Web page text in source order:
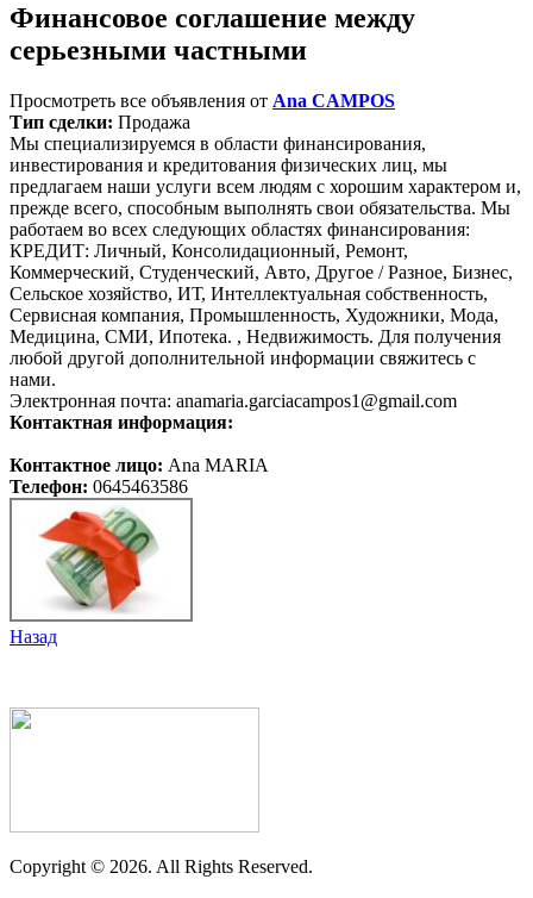
Финансовое соглашение между
серьезными частными
Просмотреть все объявления от Ana CAMPOS
Тип сделки: Продажа
Мы специализируемся в области финансирования,
инвестирования и кредитования физических лиц, мы
предлагаем наши услуги всем людям с хорошим характером и,
прежде всего, способным выполнять свои обязательства. Мы
работаем во всех следующих областях финансирования:
КРЕДИТ: Личный, Консолидационный, Ремонт,
Коммерческий, Студенческий, Авто, Другое / Разное, Бизнес,
Сельское хозяйство, ИТ, Интеллектуальная собственность,
Сервисная компания, Промышленность, Художники, Мода,
Медицина, СМИ, Ипотека. , Недвижимость. Для получения
любой другой дополнительной информации свяжитесь с
нами.
Электронная почта: anamaria.garciacampos1@gmail.com
Контактная информация:
Контактное лицо: Ana MARIA
Телефон: 0645463586
Назад
Copyright © 2026. All Rights Reserved.